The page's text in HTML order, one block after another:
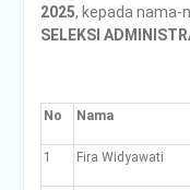
2025, kepada nama-
SELEKSI
No Nama
1 Fira Widyawati